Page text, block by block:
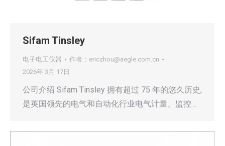
Sifam Tinsley
电子电工仪器 作者： ericzhou@aegle.com.cn
2026年 3月 17日
公司介绍 Sifam Tinsley 拥有超过 75 年的悠久历史,
是英国领先的电气和自动化行业电气计量、监控…